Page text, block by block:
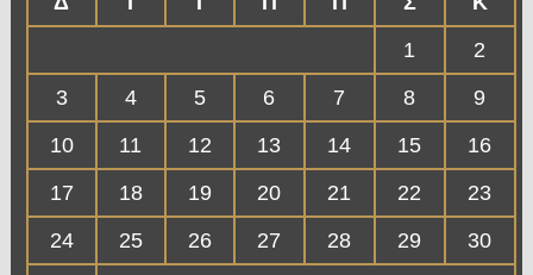
1
2
3
4 5 6 7 8
9
10
11 12 13 14 15
16
17
18 19 20 21 22
23
24
25 26 27 28 29
30